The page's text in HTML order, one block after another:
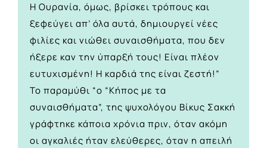
Η Ουρανία, όμως, βρίσκει τρόπους και
ξεφεύγει απ’ όλα αυτά, δημιουργεί νέες
φιλίες και νιώθει συναισθήματα, που δεν
ήξερε καν την ύπαρξή τους! Είναι πλέον
ευτυχισμένη! Η καρδιά της είναι ζεστή!”
Το παραμύθι “ο “Κήπος με τα
συναισθήματα”, της ψυχολόγου Βίκυς Σακκή
γράφτηκε κάποια χρόνια πριν, όταν ακόμη
οι αγκαλιές ήταν ελεύθερες, όταν η απειλή